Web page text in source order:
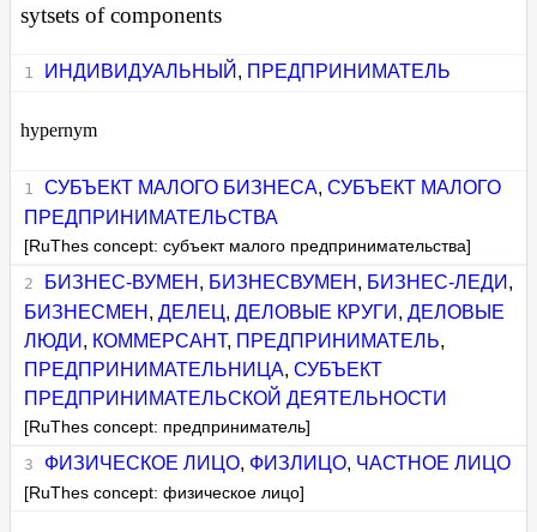
sytsets of components
ИНДИВИДУАЛЬНЫЙ , ПРЕДПРИНИМАТЕЛЬ
hypernym
СУБЪЕКТ МАЛОГО БИЗНЕСА, СУБЪЕКТ МАЛОГО
ПРЕДПРИНИМАТЕЛЬСТВА
[RuThes concept: субъект малого предпринимательства]
БИЗНЕС-ВУМЕН , БИЗНЕСВУМЕН , БИЗНЕС-ЛЕДИ ,
БИЗНЕСМЕН ,ДЕЛЕЦ ,ДЕЛОВЫЕ КРУГИ ,ДЕЛОВЫЕ
ЛЮДИ , КОММЕРСАНТ, ПРЕДПРИНИМАТЕЛЬ,
ПРЕДПРИНИМАТЕЛЬНИЦА,СУБЪЕКТ
ПРЕДПРИНИМАТЕЛЬСКОЙ ДЕЯТЕЛЬНОСТИ
[RuThes concept: предприниматель]
ФИЗИЧЕСКОЕ ЛИЦО, ФИЗЛИЦО, ЧАСТНОЕ ЛИЦО
[RuThes concept: физическое лицо]